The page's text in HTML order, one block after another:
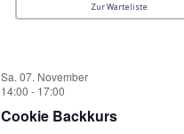
Zur Warteliste
Sa. 07. November
14:00 - 17:00
Cookie Backkurs